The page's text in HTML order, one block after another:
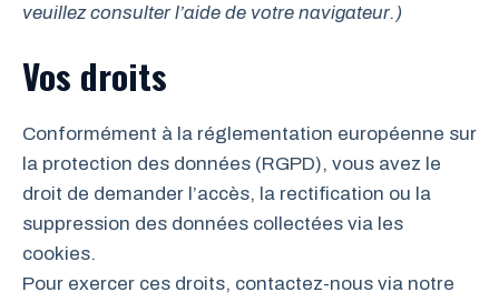
veuillez consulter l’aide de votre navigateur.)
Vos droits
Conformément à la réglementation européenne sur
la protection des données (RGPD), vous avez le
droit de demander l’accès, la rectification ou la
suppression des données collectées via les
cookies.
Pour exercer ces droits, contactez-nous via notre